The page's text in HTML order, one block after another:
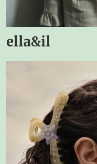
ella&il